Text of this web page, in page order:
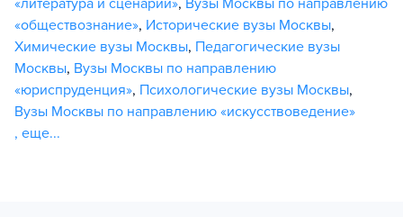
«литература и сценарий», Вузы Москвы по направлению
«обществознание», Исторические вузы Москвы,
Химические вузы Москвы, Педагогические вузы
Москвы, Вузы Москвы по направлению
«юриспруденция», Психологические вузы Москвы,
Вузы Москвы по направлению «искусствоведение»
, еще...